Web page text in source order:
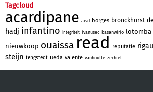
Tagcloud
acardipane aivd borges bronckhorst
hadj infantino integriteit ivanusec kasanwirjo lotomba
nieuwkoop ouaissa read reputatie
steijn tengstedt ueda valente vanhoutte zechiel